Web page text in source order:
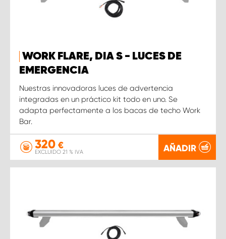
WORK FLARE, DIA S - LUCES DE
EMERGENCIA
Nuestras innovadoras luces de advertencia
integradas en un práctico kit todo en uno. Se
adapta perfectamente a los bacas de techo Work
Bar.
320 €
EXCLUIDO 21 % IVA AÑADIR